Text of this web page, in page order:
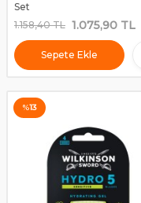
Set
1.158,40TL 1.075,90 TL
Sepete Ekle
%13